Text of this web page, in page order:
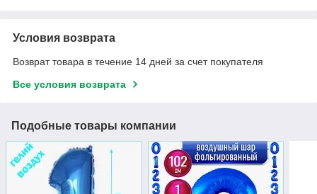
Условия возврата
Возврат товара в течение 14 дней за счет покупателя
Все условия возврата
Подобные товары компании